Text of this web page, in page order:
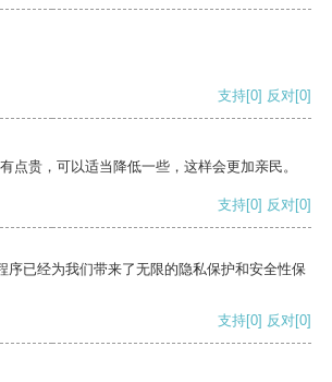
支持[0] 反对[0]
点贵，可以适当降低一些，这样会更加亲民。
支持[0] 反对[0]
序已经为我们带来了无限的隐私保护和安全性保
支持[0] 反对[0]